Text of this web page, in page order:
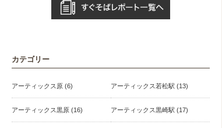
カテゴリー
アーティックス原 (6) アーティックス若松駅 (13)
アーティックス黒原 (16) アーティックス黒崎駅 (17)